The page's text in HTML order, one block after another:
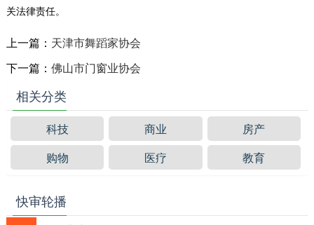
关法律责任。
上一篇： 天津市舞蹈家协会
下一篇： 佛山市门窗业协会
相关分类
科技 商业
房产
购物
医疗 教育
快审轮播